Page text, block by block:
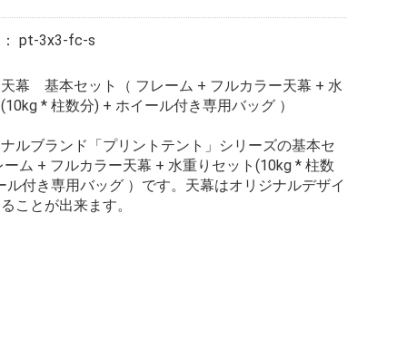
pt-3x3-fc-s
幕 基本セット（ フレーム + フルカラー天幕 + 水
* 柱数分) + ホイール付き専用バッグ ）
ルブランド「プリントテント」シリーズの基本セ
ーム + フルカラー天幕 + 水重りセット(10kg * 柱数
ル付き専用バッグ ）です。天幕はオリジナルデザイ
ことが出来ます。